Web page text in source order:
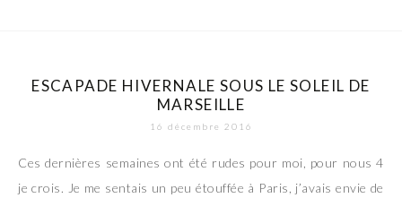
ESCAPADE HIVERNALE SOUS LE SOLEIL DE
MARSEILLE
16 décembre 2016
Ces dernières semaines ont été rudes pour moi, pour nous 4
je crois. Je me sentais un peu étouffée à Paris, j’avais envie de